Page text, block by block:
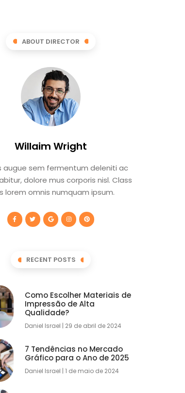
ABOUT DIRECTOR
Willaim Wright
augue sem fermentum deleniti ac
dolore mus corporis nisl. Class
lorem omnis numquam ipsum.
RECENT POSTS
Como Escolher Materiais de
Impressão de Alta
Qualidade?
Daniel Israel 29 de abril de 2024
7 Tendências no Mercado
Gráfico para o Ano de 2025
Daniel Israel 1 de maio de 2024